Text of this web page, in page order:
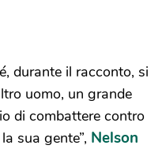
durante il racconto, si
uomo, un grande
di combattere contro
sua gente”, Nelson